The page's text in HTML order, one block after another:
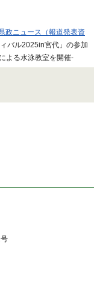
政ニュース（報道発表資
バル2025in宮代」の参加
よる水泳教室を開催-